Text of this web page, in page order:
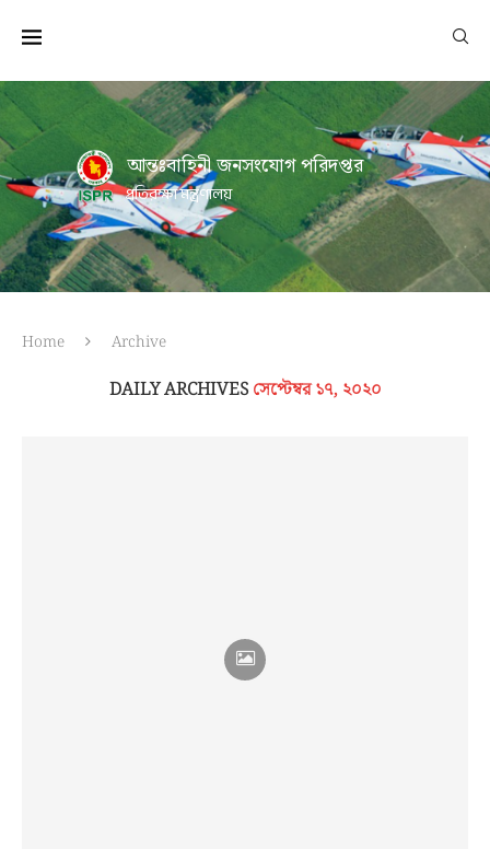
আন্তঃবাহিনী জনসংযোগ পরিদপ্তর
প্রতিরক্ষা মন্ত্রণালয়
Home Archive
DAILY ARCHIVES সেপ্টেম্বর ১৭, ২০২০